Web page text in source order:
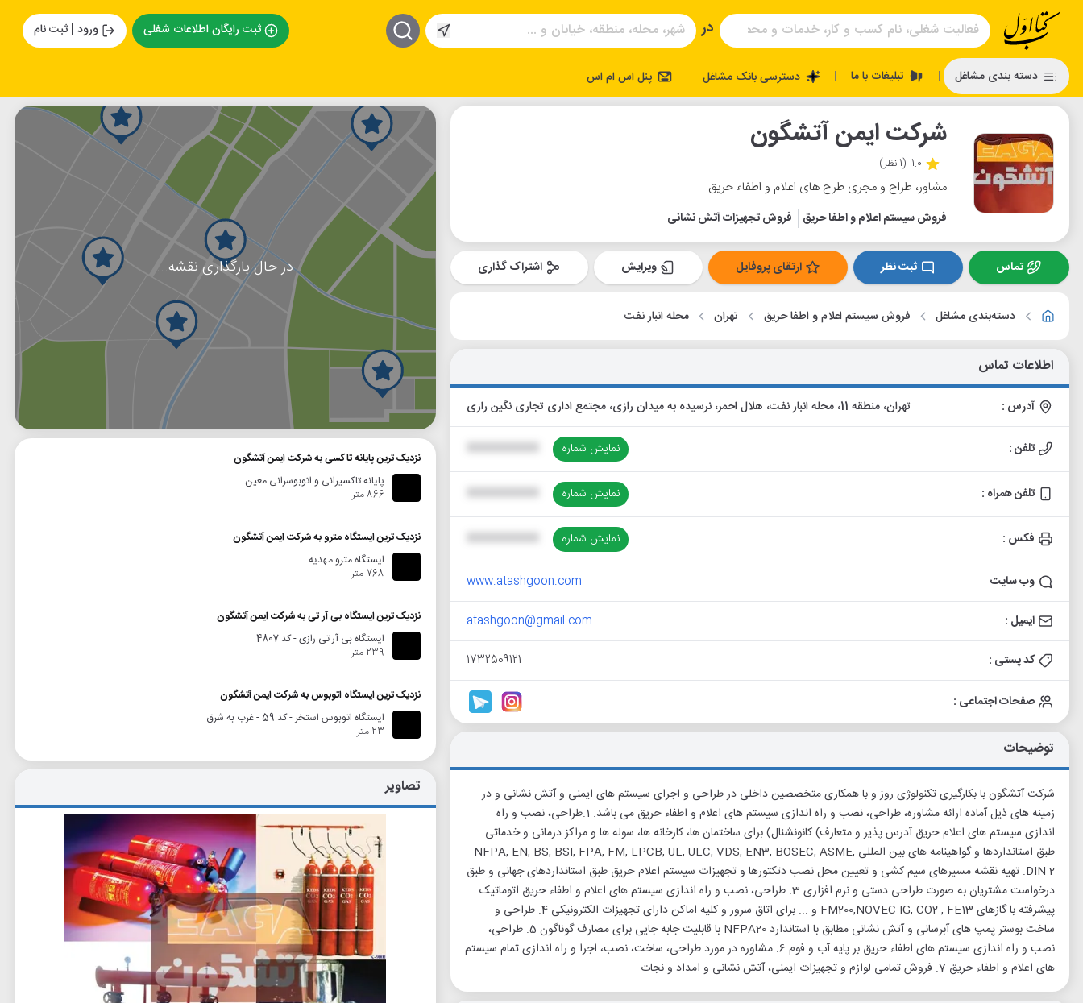
در ثبت رایگان اطلاعات شغلی ورود | ثبت نام
دسته بندی مشاغل | تبلیغات با ما | دسترسی بانک مشاغل | پنل اس ام اس
شرکت ایمن آتشگون
1.0 (1 نظر)
مشاور، طراح و مجری طرح های اعلام و اطفاء حریق
فروش سیستم اعلام و اطفا حریق فروش تجهیزات آتش نشانی
تماس ثبت نظر ارتقای پروفایل ویرایش اشتراک گذاری
دسته‌بندی مشاغل فروش سیستم اعلام و اطفا حریق تهران محله انبار نفت
اطلاعات تماس
آدرس : تهران، منطقه 11، محله انبار نفت، هلال احمر، نرسیده به میدان رازی، مجتمع اداری تجاری نگین رازی
تلفن : نمایش شماره XXXXXXXXXX
تلفن همراه : نمایش شماره XXXXXXXXXX
فکس : نمایش شماره XXXXXXXXXX
وب سایت www.atashgoon.com
ایمیل : atashgoon@gmail.com
کد پستی : 1732509121
صفحات اجتماعی :
توضیحات
شرکت آتشگون با بکارگیری تکنولوژی روز و با همکاری متخصصین داخلی در طراحی و اجرای سیستم های ایمنی و آتش نشانی و در
زمینه های ذیل آماده ارائه مشاوره، طراحی، نصب و راه اندازی سیستم های اعلام و اطفاء حریق می باشد. 1.طراحی، نصب و راه
اندازی سیستم های اعلام حریق آدرس پذیر و متعارف) کانونشنال) برای ساختمان ها، کارخانه ها، سوله ها و مراکز درمانی و خدماتی
طبق استانداردها و گواهینامه های بین المللی NFPA, EN, BS, BSI, FPA, FM, LPCB, UL, ULC, VDS, EN3, BOSEC, ASME,
DIN 2. تهیه نقشه مسیرهای سیم کشی و تعیین محل نصب دتکتورها و تجهیزات سیستم اعلام حریق طبق استانداردهای جهانی و طبق
درخواست مشتریان به صورت طراحی دستی و نرم افزاری 3. طراحی، نصب و راه اندازی سیستم های اعلام و اطفاء حریق اتوماتیک
پیشرفته با گازهای FM200,NOVEC IG, CO2 , FE13 و ... برای اتاق سرور و کلیه اماکن دارای تجهیزات الکترونیکی 4. طراحی و
ساخت بوستر پمپ های آبرسانی و آتش نشانی مطابق با استاندارد NFPA20 با قابلیت جابه جایی برای مصارف گوناگون 5. طراحی،
نصب و راه اندازی سیستم های اطفاء حریق بر پایه آب و فوم 6. مشاوره در مورد طراحی، ساخت، نصب، اجرا و راه اندازی تمام سیستم
های اعلام و اطفاء حریق 7. فروش تمامی لوازم و تجهیزات ایمنی، آتش نشانی و امداد و نجات
در حال بارگذاری نقشه...
نزدیک ترین پایانه تاکسی به شرکت ایمن آتشگون
پایانه تاکسیرانی و اتوبوسرانی معین
866 متر
نزدیک ترین ایستگاه مترو به شرکت ایمن آتشگون
ایستگاه مترو مهدیه
768 متر
نزدیک ترین ایستگاه بی آر تی به شرکت ایمن آتشگون
ایستگاه بی آر تی رازی - کد 4807
239 متر
نزدیک ترین ایستگاه اتوبوس به شرکت ایمن آتشگون
ایستگاه اتوبوس استخر - کد 59 - غرب به شرق
23 متر
تصاویر